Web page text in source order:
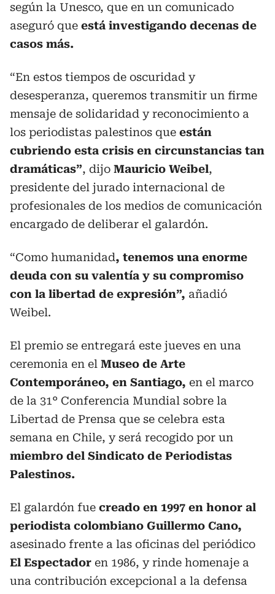
según la Unesco, que en un comunicado
aseguró que está investigando decenas de
casos más.
“En estos tiempos de oscuridad y
desesperanza, queremos transmitir un firme
mensaje de solidaridad y reconocimiento a
los periodistas palestinos que están
cubriendo esta crisis en circunstancias tan
dramáticas”, dijo Mauricio Weibel,
presidente del jurado internacional de
profesionales de los medios de comunicación
encargado de deliberar el galardón.
“Como humanidad, tenemos una enorme
deuda con su valentía y su compromiso
con la libertad de expresión”, añadió
Weibel.
El premio se entregará este jueves en una
ceremonia en el Museo de Arte
Contemporáneo, en Santiago, en el marco
de la 31° Conferencia Mundial sobre la
Libertad de Prensa que se celebra esta
semana en Chile, y será recogido por un
miembro del Sindicato de Periodistas
Palestinos.
El galardón fue creado en 1997 en honor al
periodista colombiano Guillermo Cano,
asesinado frente a las oficinas del periódico
El Espectador en 1986, y rinde homenaje a
una contribución excepcional a la defensa